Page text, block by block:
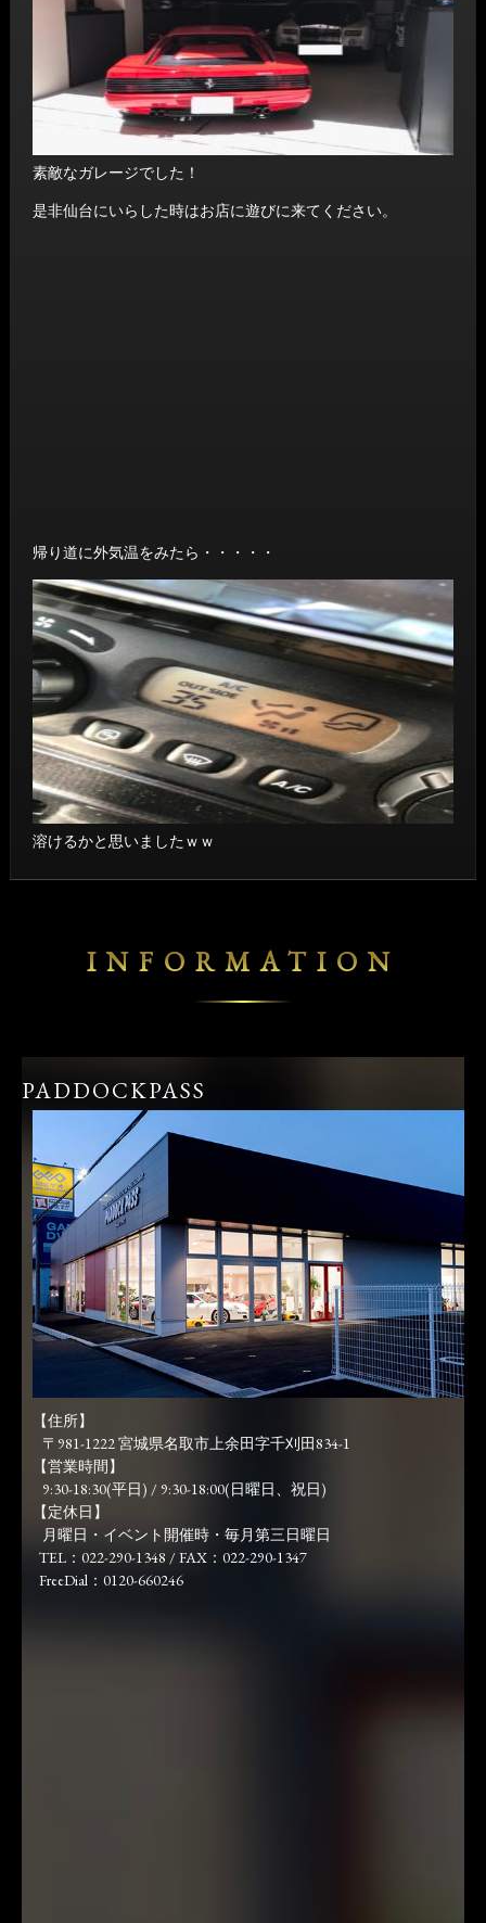
素敵なガレージでした！
是非仙台にいらした時はお店に遊びに来てください。
帰り道に外気温をみたら・・・・・
溶けるかと思いましたｗｗ
INFORMATION
PADDOCKPASS
【住所】
〒981-1222 宮城県名取市上余田字千刈田834-1
【営業時間】
9:30-18:30(平日) / 9:30-18:00(日曜日、祝日)
【定休日】
月曜日・イベント開催時・毎月第三日曜日
TEL：022-290-1348 / FAX：022-290-1347
FreeDial：0120-660246